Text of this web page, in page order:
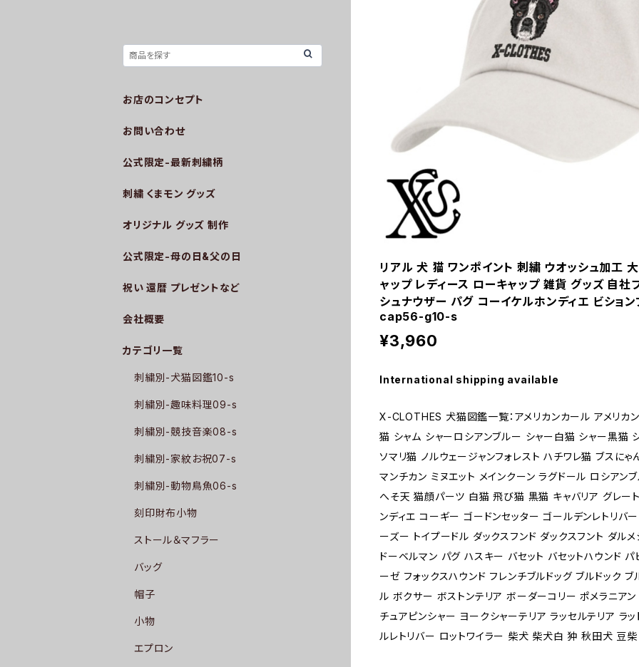
リアル 犬 猫 ワンポイント 刺繍 ウオッシュ加工
ャップ レディース ローキャップ 雑貨 グッズ 自
シュナウザー パグ コーイケルホンディエ ビショ
cap56-g10-s
¥3,960
International shipping available
X-CLOTHES 犬猫図鑑一覧：アメリカンカール アメリカ
猫 シャム シャーロシアンブルー シャー白猫 シャー黒猫
ソマリ猫 ノルウェージャンフォレスト ハチワレ猫 ブスに
マンチカン ミヌエット メインクーン ラグドール ロシア
へそ天 猫顔パーツ 白猫 飛び猫 黒猫 キャバリア グレー
ンディエ コーギー ゴードンセッター ゴールデンレトリバ
ーズー トイプードル ダックスフンド ダックスフント ダル
ドーベルマン パグ ハスキー バセット バセットハウンド
ーゼ フォックスハウンド フレンチブルドッグ ブルドック
ル ボクサー ボストンテリア ボーダーコリー ポメラニア
チュアピンシャー ヨークシャーテリア ラッセルテリア ラ
ルレトリバー ロットワイラー 柴犬 柴犬白 狆 秋田犬
お店のコンセプト
お問い合わせ
公式限定-最新刺繍柄
刺繍 くまモン グッズ
オリジナル グッズ 制作
公式限定-母の日&父の日
祝い 還暦 プレゼントなど
会社概要
カテゴリ一覧
刺繍別-犬猫図鑑10-s
刺繍別-趣味料理09-s
刺繍別-競技音楽08-s
刺繍別-家紋お祝07-s
刺繍別-動物鳥魚06-s
刻印財布小物
ストール＆マフラー
バッグ
帽子
小物
エプロン